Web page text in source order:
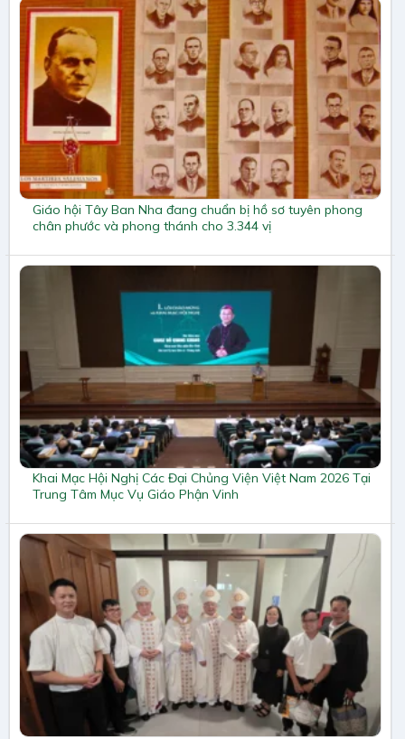
Giáo hội Tây Ban Nha đang chuẩn bị hồ sơ tuyên phong
chân phước và phong thánh cho 3.344 vị
Khai Mạc Hội Nghị Các Đại Chủng Viện Việt Nam 2026 Tại
Trung Tâm Mục Vụ Giáo Phận Vinh